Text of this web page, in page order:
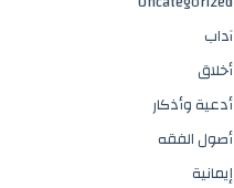
آداب
أخلاق
أدعية وأذكار
أصول الفقه
إيمانية